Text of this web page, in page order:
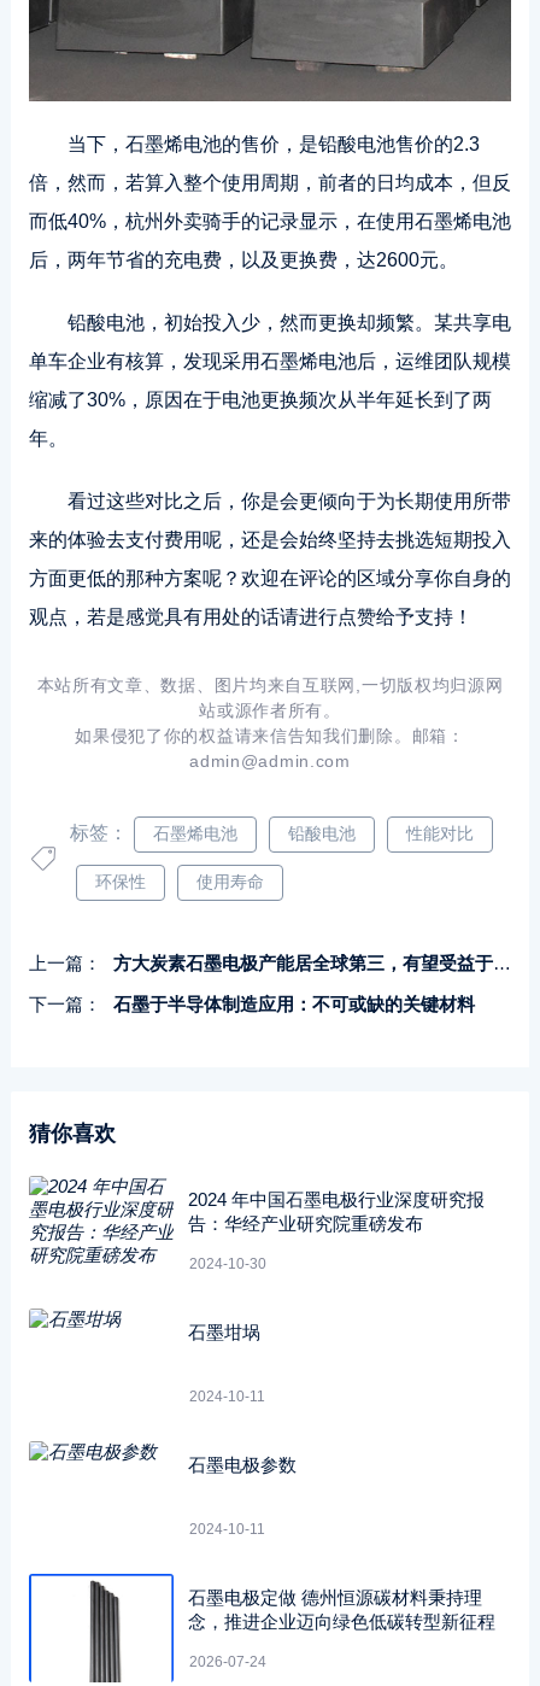
当下，石墨烯电池的售价，是铅酸电池售价的2.3
倍，然而，若算入整个使用周期，前者的日均成本，但反
而低40%，杭州外卖骑手的记录显示，在使用石墨烯电池
后，两年节省的充电费，以及更换费，达2600元。
铅酸电池，初始投入少，然而更换却频繁。某共享电
单车企业有核算，发现采用石墨烯电池后，运维团队规模
缩减了30%，原因在于电池更换频次从半年延长到了两
年。
看过这些对比之后，你是会更倾向于为长期使用所带
来的体验去支付费用呢，还是会始终坚持去挑选短期投入
方面更低的那种方案呢？欢迎在评论的区域分享你自身的
观点，若是感觉具有用处的话请进行点赞给予支持！
本站所有文章、数据、图片均来自互联网,一切版权均归源网
站或源作者所有。
如果侵犯了你的权益请来信告知我们删除。邮箱：
admin@admin.com
标签： 石墨烯电池 铅酸电池 性能对比
环保性 使用寿命
上一篇：
方大炭素石墨电极产能居全球第三，有望受益于产品价格走强
下一篇：
石墨于半导体制造应用：不可或缺的关键材料
猜你喜欢
2024 年中国石墨电极行业深度研究报
告：华经产业研究院重磅发布
2024-10-30
石墨坩埚
2024-10-11
石墨电极参数
2024-10-11
石墨电极定做 德州恒源碳材料秉持理
念，推进企业迈向绿色低碳转型新征程
2026-07-24